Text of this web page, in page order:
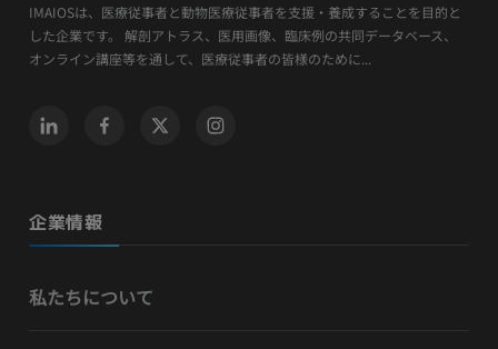
IMAIOSは、医療従事者と動物医療従事者を支援・養成することを目的と
した企業です。 解剖アトラス、医用画像、臨床例の共同データベース、
オンライン講座等を通して、医療従事者の皆様のために...
企業情報
私たちについて